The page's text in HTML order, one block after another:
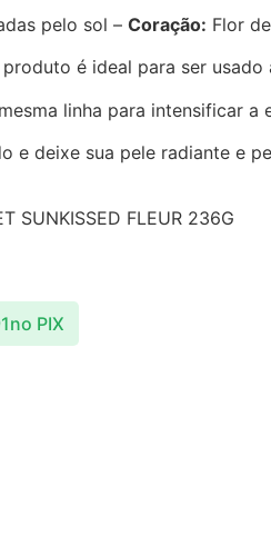
pelo sol – Coração: Flor
é ideal para ser
linha para intensificar
e deixe sua pele radiante e
SUNKISSED FLEUR 236G
no PIX